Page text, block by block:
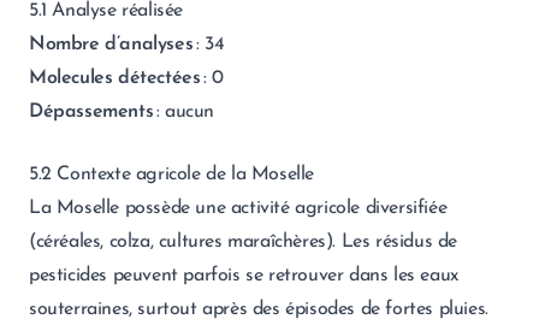
5.1 Analyse réalisée
Nombre d’analyses: 34
Molecules détectées: 0
Dépassements: aucun
5.2 Contexte agricole de la Moselle
La Moselle possède une activité agricole diversifiée
(céréales, colza, cultures maraîchères). Les résidus de
pesticides peuvent parfois se retrouver dans les eaux
souterraines, surtout après des épisodes de fortes pluies.